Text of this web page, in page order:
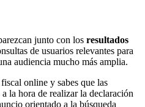
junto con los resultados
de usuarios relevantes para
audiencia mucho más amplia.
online y sabes que las
la hora de realizar la declaración
orientado a la búsqueda